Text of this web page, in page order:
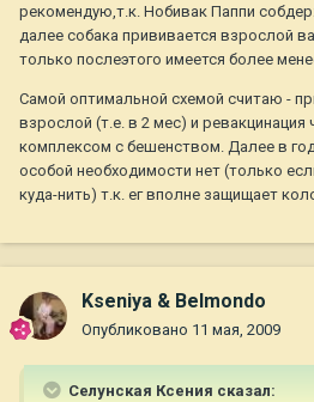
рекомендую,т.к. Нобивак Паппи
далее собака прививается взрослой
только послеэтого имеется более
Самой оптимальной схемой считаю -
взрослой (т.е. в 2 мес) и
комплексом с бешенством. Далее в
особой необходимости нет (только
куда-нить) т.к. ег вполне защищает
Kseniya & Belmondo
Опубликовано 11 мая, 2009
Селунская Ксения сказал: